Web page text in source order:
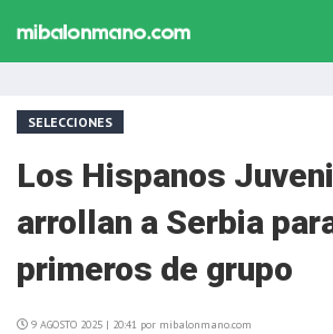
SELECCIONES
Los Hispanos
arrollan a Serbia
primeros de grupo
9 AGOSTO 2025 | 20:41 por mibalonmano.com